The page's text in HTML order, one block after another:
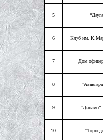
5
6 Клуб им.
7 Дом
8
9 “Динамо”
10